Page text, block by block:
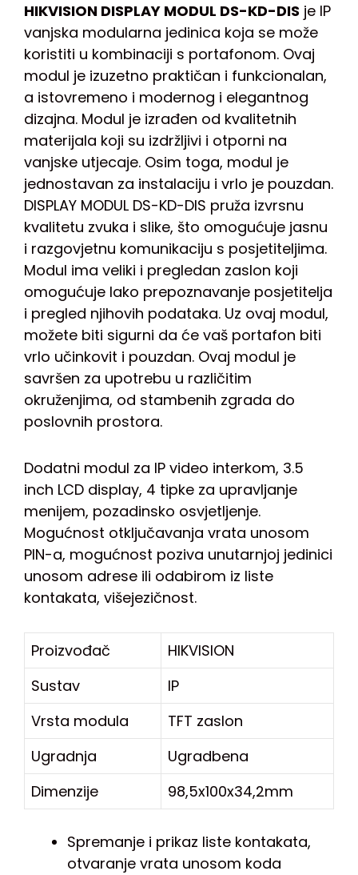
HIKVISION DISPLAY MODUL DS-KD-DIS je IP
vanjska modularna jedinica koja se može
koristiti u kombinaciji s portafonom. Ovaj
modul je izuzetno praktičan i funkcionalan,
a istovremeno i modernog i elegantnog
dizajna. Modul je izrađen od kvalitetnih
materijala koji su izdržljivi i otporni na
vanjske utjecaje. Osim toga, modul je
jednostavan za instalaciju i vrlo je pouzdan.
DISPLAY MODUL DS-KD-DIS pruža izvrsnu
kvalitetu zvuka i slike, što omogućuje jasnu
i razgovjetnu komunikaciju s posjetiteljima.
Modul ima veliki i pregledan zaslon koji
omogućuje lako prepoznavanje posjetitelja
i pregled njihovih podataka. Uz ovaj modul,
možete biti sigurni da će vaš portafon biti
vrlo učinkovit i pouzdan. Ovaj modul je
savršen za upotrebu u različitim
okruženjima, od stambenih zgrada do
poslovnih prostora.
Dodatni modul za IP video interkom, 3.5
inch LCD display, 4 tipke za upravljanje
menijem, pozadinsko osvjetljenje.
Mogućnost otključavanja vrata unosom
PIN-a, mogućnost poziva unutarnjoj jedinici
unosom adrese ili odabirom iz liste
kontakata, višejezičnost.
Proizvođač
HIKVISION
Sustav
IP
Vrsta modula
TFT zaslon
Ugradnja
Ugradbena
Dimenzije
98,5x100x34,2mm
Spremanje i prikaz liste kontakata,
otvaranje vrata unosom koda